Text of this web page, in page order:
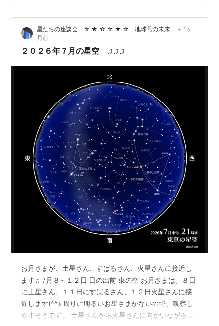
40.0℃・愛知県豊田市40.1℃）。
星たちの座談会 ☆ ★ ☆ ☆ ★ ☆ 地球号の未来 • 1ヶ
月前
２０２６年７月の星空 ♫♫♫
お月さまが、土星さん、すばるさん、火星さんに接近し
ます♫ 7月８～１２日 日の出前 東の空 お月さまは、８日
に土星さん、１１日にすばるさん、１２日火星さんに接
近します(^^♪ 周りに明るいお星さまがないので、観察し
やすそうです。 土星さんから火星さんに向かいながら、